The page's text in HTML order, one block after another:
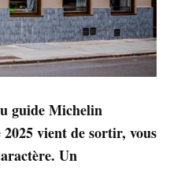
guide Michelin
vient de sortir, vous
Un